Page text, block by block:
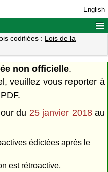
English
≡
codifiées : Lois de la
non officielle.
veuillez vous reporter à
.
du 25 janvier 2018au
édictées après le
est rétroactive,